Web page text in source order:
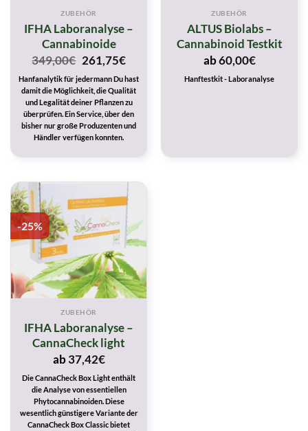
ZUBEHÖR
IFHA Laboranalyse –
Cannabinoide
349,00€ Original
price
was:
349,00€.
261,75€Current
is:
261,75€.
Hanfanalytik für jedermann Du hast
damit die Möglichkeit, die Qualität
und Legalität deiner Pflanzen zu
überprüfen. Ein Service, über den
bisher nur große Produzenten und
Händler verfügen konnten.
ZUBEHÖR
ALTUS Biolabs –
Cannabinoid Testkit
ab60,00€
Hanftestkit - Laboranalyse
-25%
ZUBEHÖR
IFHA Laboranalyse –
CannaCheck light
ab37,42€
Die CannaCheck Box Light enthält
die Analyse von essentiellen
Phytocannabinoiden. Diese
wesentlich günstigere Variante der
CannaCheck Box Classic bietet